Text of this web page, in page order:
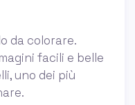
da colorare.
facili e belle
uno dei più